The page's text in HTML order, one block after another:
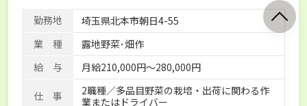
社会保険完備
勤務地
埼玉県北本市朝日4-55
業 種
露地野菜･畑作
給 与
月給210,000円～280,000円
仕 事
2職種／多品目野菜の栽培・出荷に関わる作
業またはドライバー